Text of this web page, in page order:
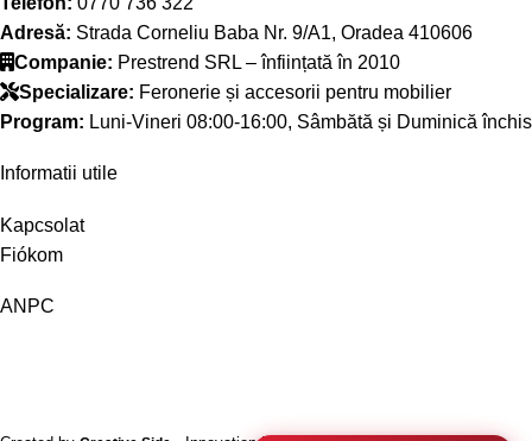
Adresă: Strada Corneliu Baba Nr. 9/A1, Oradea 410606
Companie: Prestrend SRL – înființată în 2010
Specializare: Feronerie și accesorii pentru mobilier
Program: Luni-Vineri 08:00-16:00, Sâmbătă și Duminică închis
Informatii utile
Kapcsolat
Fiókom
ANPC